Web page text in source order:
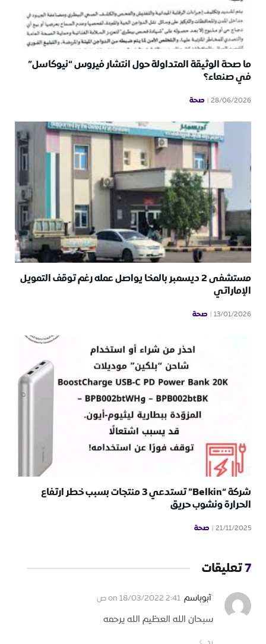
ما صحة الوثيقة المتداولة حول انتشار فيروس “نيوكاسل”
في صنعاء؟
28/06/2026 صحة
مستشفى 2 ديسمبر بالمخا يواصل عمله رغم توقف التمويل
الإماراتي
13/01/2026 صحة
شركة “Belkin” تستدعي 3 منتجات بسبب خطر ارتفاع
الحرارة ونشوب حريق
21/11/2025 صحة
7تعليقات
آبوباسم 18/03/2022 2:41 ص
سبحان الله العظيم الله يرحمه